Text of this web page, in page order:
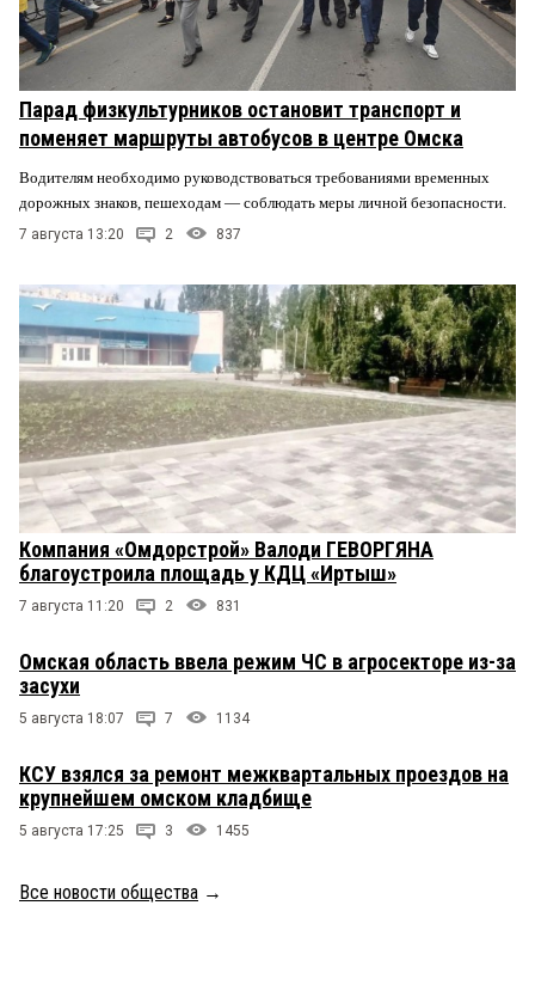
Парад физкультурников остановит транспорт и
поменяет маршруты автобусов в центре Омска
Водителям необходимо руководствоваться требованиями временных
дорожных знаков, пешеходам — соблюдать меры личной безопасности.
7 августа 13:20 2 837
Компания «Омдорстрой» Валоди ГЕВОРГЯНА
благоустроила площадь у КДЦ «Иртыш»
7 августа 11:20 2 831
Омская область ввела режим ЧС в агросекторе из-за
засухи
5 августа 18:07 7 1134
КСУ взялся за ремонт межквартальных проездов на
крупнейшем омском кладбище
5 августа 17:25 3 1455
Все новости общества →